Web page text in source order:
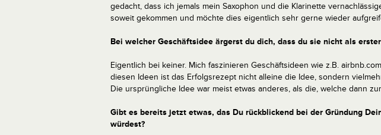
gedacht, dass ich jemals mein Saxophon und die Klarinette
soweit gekommen und möchte dies eigentlich sehr gerne wieder
Bei welcher Geschäftsidee ärgerst du dich, dass du sie nicht als
Eigentlich bei keiner. Mich faszinieren Geschäftsideen wie z.B.
diesen Ideen ist das Erfolgsrezept nicht alleine die Idee, sondern
Die ursprüngliche Idee war meist etwas anderes, als die, welche dann
Gibt es bereits jetzt etwas, das Du rückblickend bei der Gründung
würdest?